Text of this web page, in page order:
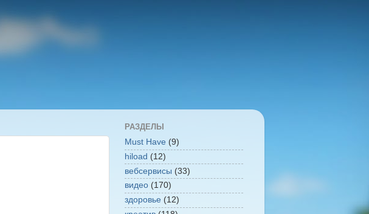
РАЗДЕЛЫ
Must Have (9)
hiload (12)
вебсервисы (33)
видео (170)
здоровье (12)